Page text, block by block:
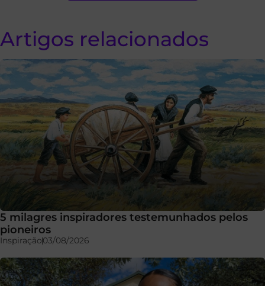
Artigos relacionados
5 milagres inspiradores testemunhados pelos
pioneiros
Inspiração03/08/2026